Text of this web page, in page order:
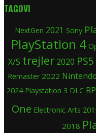
TAGOVI
NextGen 2021 Sony
PlayStation 4
X/S trejler 2020 PS5
Remaster 2022 Nintendo
2024 Playstation 3 DLC
One Electronic Arts
2018